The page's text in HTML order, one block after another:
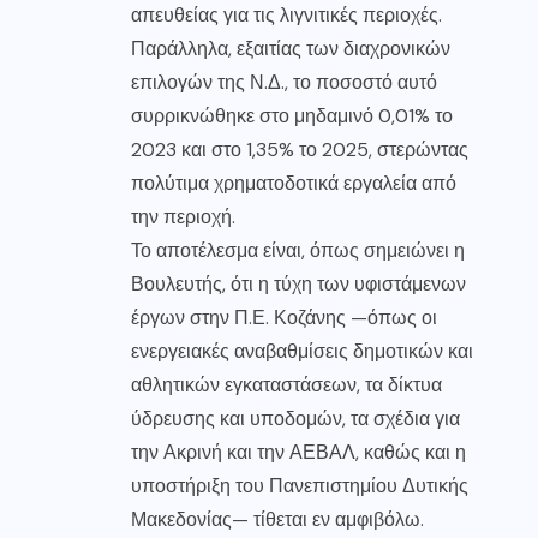
απευθείας για τις λιγνιτικές περιοχές.
Παράλληλα, εξαιτίας των διαχρονικών
επιλογών της Ν.Δ., το ποσοστό αυτό
συρρικνώθηκε στο μηδαμινό 0,01% το
2023 και στο 1,35% το 2025, στερώντας
πολύτιμα χρηματοδοτικά εργαλεία από
την περιοχή.
Το αποτέλεσμα είναι, όπως σημειώνει η
Βουλευτής, ότι η τύχη των υφιστάμενων
έργων στην Π.Ε. Κοζάνης —όπως οι
ενεργειακές αναβαθμίσεις δημοτικών και
αθλητικών εγκαταστάσεων, τα δίκτυα
ύδρευσης και υποδομών, τα σχέδια για
την Ακρινή και την ΑΕΒΑΛ, καθώς και η
υποστήριξη του Πανεπιστημίου Δυτικής
Μακεδονίας— τίθεται εν αμφιβόλω.